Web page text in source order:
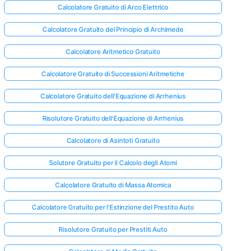
Calcolatore Gratuito di Arco Elettrico
Calcolatore Gratuito del Principio di Archimede
Calcolatore Aritmetico Gratuito
Calcolatore Gratuito di Successioni Aritmetiche
Calcolatore Gratuito dell'Equazione di Arrhenius
Risolutore Gratuito dell'Equazione di Arrhenius
Calcolatore di Asintoti Gratuito
Solutore Gratuito per il Calcolo degli Atomi
Calcolatore Gratuito di Massa Atomica
Calcolatore Gratuito per l'Estinzione del Prestito Auto
Risolutore Gratuito per Prestiti Auto